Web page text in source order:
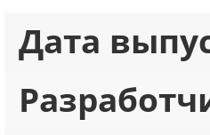
Дата